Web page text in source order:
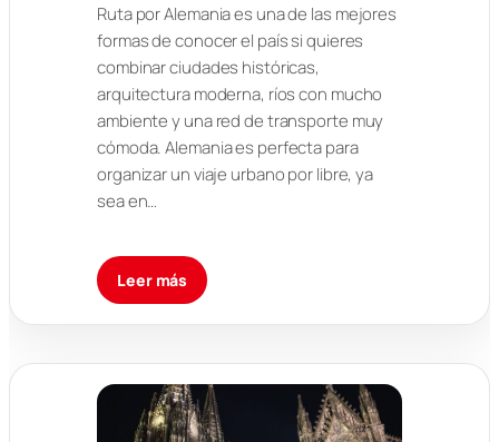
Ruta por Alemania es una de las mejores
formas de conocer el país si quieres
combinar ciudades históricas,
arquitectura moderna, ríos con mucho
ambiente y una red de transporte muy
cómoda. Alemania es perfecta para
organizar un viaje urbano por libre, ya
sea en…
Leer más